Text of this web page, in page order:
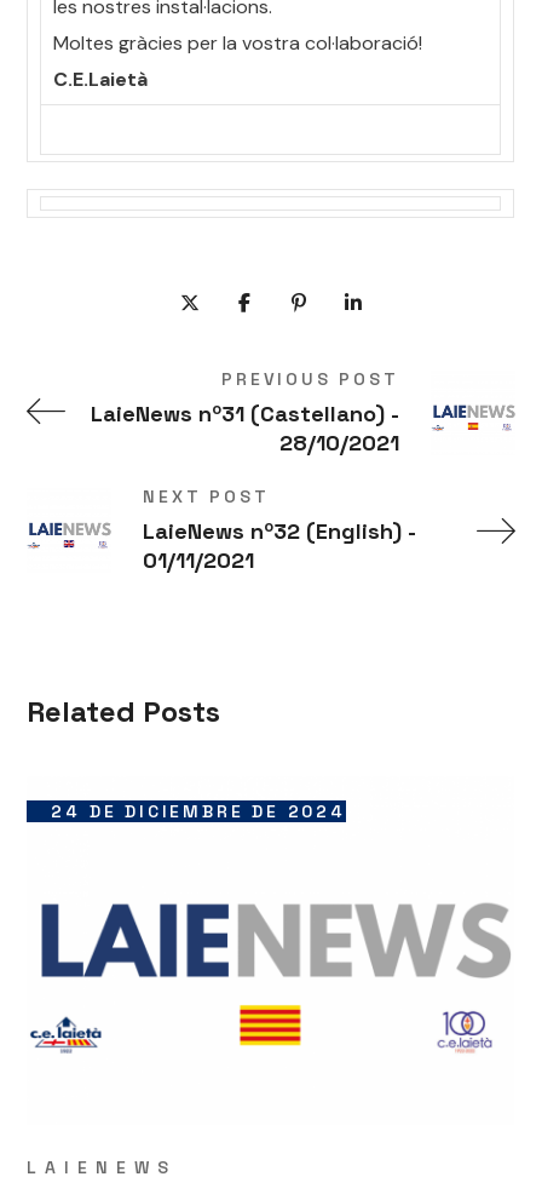
les nostres instal·lacions.
Moltes gràcies per la vostra col·laboració!
C.E.Laietà
PREVIOUS POST
LaieNews nº31 (Castellano) -
28/10/2021
NEXT POST
LaieNews nº32 (English) -
01/11/2021
Related Posts
24 DE DICIEMBRE DE 2024
LAIENEWS